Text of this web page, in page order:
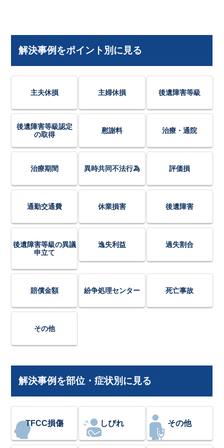
解決事例をポイント別に見る
主夫休損 主婦休損 後遺障害等級
後遺障害等級認定
の取得
慰謝料 治療・通院
治療期間 異時共同不法行為 評価損
通勤交通費 休業損害 後遺障害
後遺障害等級の異議
申立て
逸失利益 過失割合
賠償金額 紛争処理センター 死亡事故
その他
解決事例を部位・症状別に見る
TFCC損傷 しびれ その他